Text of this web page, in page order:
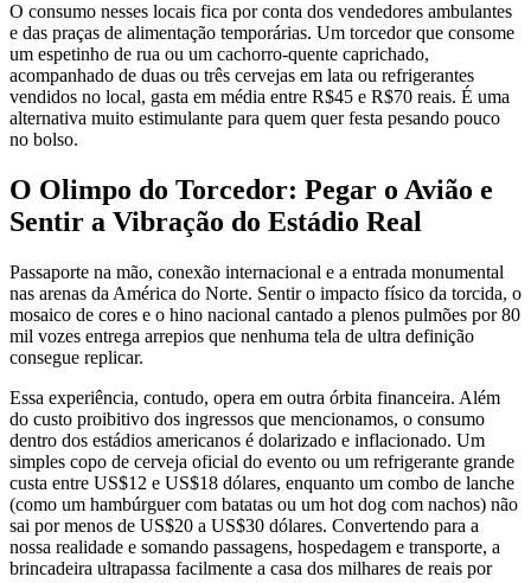
O consumo nesses locais fica por conta dos vendedores ambulantes
e das praças de alimentação temporárias. Um torcedor que consome
um espetinho de rua ou um cachorro-quente caprichado,
acompanhado de duas ou três cervejas em lata ou refrigerantes
vendidos no local, gasta em média entre R$45 e R$70 reais. É uma
alternativa muito estimulante para quem quer festa pesando pouco
no bolso.
O Olimpo do Torcedor: Pegar o Avião e
Sentir a Vibração do Estádio Real
Passaporte na mão, conexão internacional e a entrada monumental
nas arenas da América do Norte. Sentir o impacto físico da torcida, o
mosaico de cores e o hino nacional cantado a plenos pulmões por 80
mil vozes entrega arrepios que nenhuma tela de ultra definição
consegue replicar.
Essa experiência, contudo, opera em outra órbita financeira. Além
do custo proibitivo dos ingressos que mencionamos, o consumo
dentro dos estádios americanos é dolarizado e inflacionado. Um
simples copo de cerveja oficial do evento ou um refrigerante grande
custa entre US$12 e US$18 dólares, enquanto um combo de lanche
(como um hambúrguer com batatas ou um hot dog com nachos) não
sai por menos de US$20 a US$30 dólares. Convertendo para a
nossa realidade e somando passagens, hospedagem e transporte, a
brincadeira ultrapassa facilmente a casa dos milhares de reais por